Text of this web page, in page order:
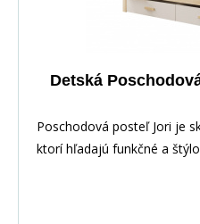
Detská
Poschodová posteľ Jori je
ktorí hľadajú funkčné a